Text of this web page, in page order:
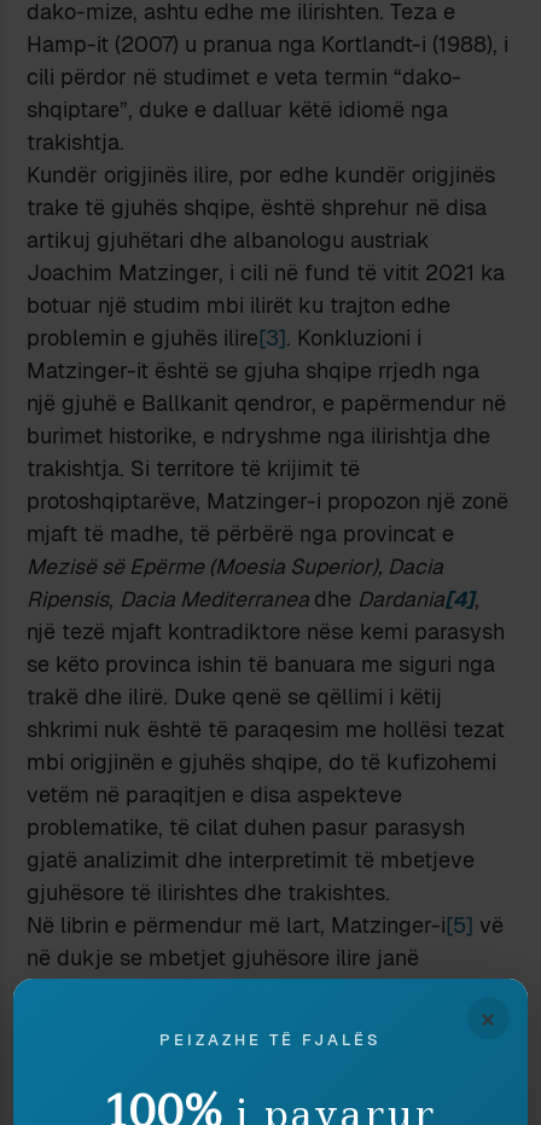
dako-mize, ashtu edhe me ilirishten. Teza e
Hamp-it (2007) u pranua nga Kortlandt-i (1988), i
cili përdor në studimet e veta termin “dako-
shqiptare”, duke e dalluar këtë idiomë nga
trakishtja.
Kundër origjinës ilire, por edhe kundër origjinës
trake të gjuhës shqipe, është shprehur në disa
artikuj gjuhëtari dhe albanologu austriak
Joachim Matzinger, i cili në fund të vitit 2021 ka
botuar një studim mbi ilirët ku trajton edhe
problemin e gjuhës ilire[3]. Konkluzioni i
Matzinger-it është se gjuha shqipe rrjedh nga
një gjuhë e Ballkanit qendror, e papërmendur në
burimet historike, e ndryshme nga ilirishtja dhe
trakishtja. Si territore të krijimit të
protoshqiptarëve, Matzinger-i propozon një zonë
mjaft të madhe, të përbërë nga provincat e
Mezisë së Epërme (Moesia Superior), Dacia
Ripensis, Dacia Mediterranea dhe Dardania[4],
një tezë mjaft kontradiktore nëse kemi parasysh
se këto provinca ishin të banuara me siguri nga
trakë dhe ilirë. Duke qenë se qëllimi i këtij
shkrimi nuk është të paraqesim me hollësi tezat
mbi origjinën e gjuhës shqipe, do të kufizohemi
vetëm në paraqitjen e disa aspekteve
problematike, të cilat duhen pasur parasysh
gjatë analizimit dhe interpretimit të mbetjeve
gjuhësore të ilirishtes dhe trakishtes.
Në librin e përmendur më lart, Matzinger-i[5] vë
në dukje se mbetjet gjuhësore ilire janë
fonema të afërta nga repertori i gjuhës së tyre.
×
PEIZAZHE TË FJALËS
100% i pavarur